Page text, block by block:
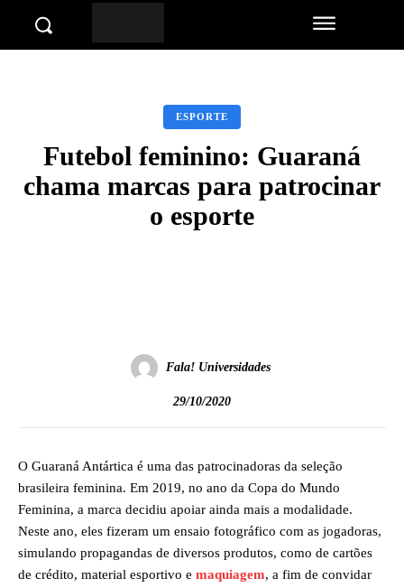
ESPORTE
Futebol feminino: Guaraná
chama marcas para patrocinar
o esporte
Fala! Universidades
29/10/2020
O Guaraná Antártica é uma das patrocinadoras da seleção
brasileira feminina. Em 2019, no ano da Copa do Mundo
Feminina, a marca decidiu apoiar ainda mais a modalidade.
Neste ano, eles fizeram um ensaio fotográfico com as jogadoras,
simulando propagandas de diversos produtos, como de cartões
de crédito, material esportivo e maquiagem, a fim de convidar